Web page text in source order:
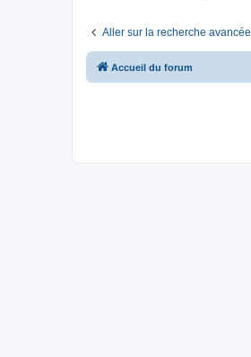
Aller sur la recherche avancée
Accueil du forum